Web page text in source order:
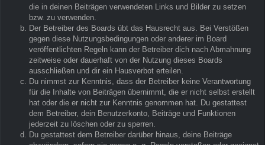
die in deinen Beiträgen verwendeten Links und Bilder zu setzen
bzw. zu verwenden.
Der Betreiber des Boards übt das Hausrecht aus. Bei Verstößen
gegen diese Nutzungsbedingungen oder anderer im Board
veröffentlichten Regeln kann der Betreiber dich nach Abmahnung
zeitweise oder dauerhaft von der Nutzung dieses Boards
ausschließen und dir ein Hausverbot erteilen.
Du nimmst zur Kenntnis, dass der Betreiber keine Verantwortung
für die Inhalte von Beiträgen übernimmt, die er nicht selbst erstellt
hat oder die er nicht zur Kenntnis genommen hat. Du gestattest
dem Betreiber, dein Benutzerkonto, Beiträge und Funktionen
jederzeit zu löschen oder zu sperren.
Du gestattest dem Betreiber darüber hinaus, deine Beiträge